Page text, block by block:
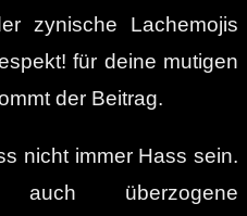
zynische Lachemojis
für deine mutigen
der Beitrag.
nicht immer Hass sein.
auch überzogene